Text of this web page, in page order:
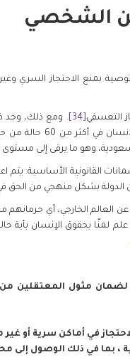
بمنع الاحتجاز السري
التعسفي [34]
. ومع ذلك، وجد
المملكة العربية
وهو ما يرقى إلى مستوى
القانونية الأساسية. يتم
الدولة بشكل منهجي من الحق
العالم الخارجي، أي
علم لمنّا بحقوق الإنسان بأية
تعديل القانون الأساسي وقانون مكافحة
في أماكن سرية أو غير
، بما في ذلك الوصول إلى